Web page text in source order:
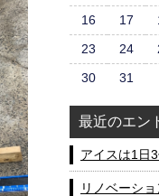
16
17
23
24
30
31
最近のエン
アイスは1日
リノベーシ